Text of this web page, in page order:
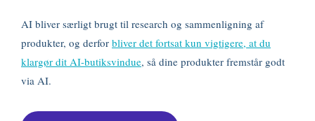
AI bliver særligt brugt til research og sammenligning af
produkter, og derfor bliver det fortsat kun vigtigere, at du
klargør dit AI-butiksvindue, så dine produkter fremstår godt
via AI.